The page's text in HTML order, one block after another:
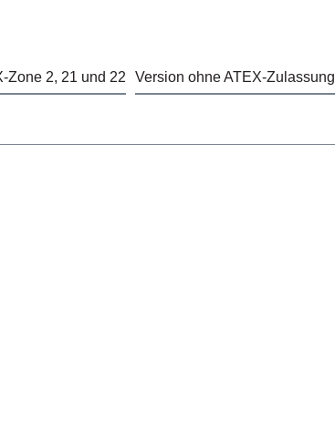
Zone 2, 21 und 22 Version ohne ATEX-Zulassung